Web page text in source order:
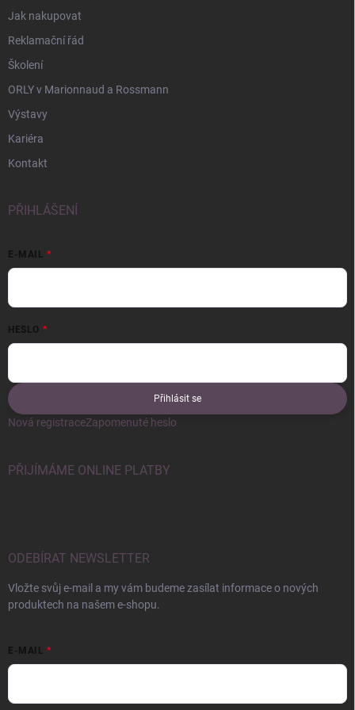
Jak nakupovat
Reklamační řád
Školení
ORLY v Marionnaud a Rossmann
Výstavy
Kariéra
Kontakt
PŘIHLÁŠENÍ
E-MAIL
HESLO
Přihlásit se
Nová registraceZapomenuté heslo
PŘIJÍMÁME ONLINE PLATBY
ODEBÍRAT NEWSLETTER
Vložte svůj e-mail a my vám budeme zasílat informace o nových
produktech na našem e-shopu.
E-MAIL